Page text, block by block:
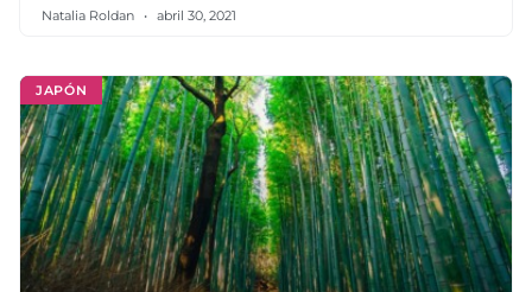
Natalia Roldan abril 30, 2021
JAPÓN